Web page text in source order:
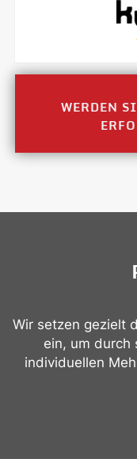
WERDEN
Wir setzen gezielt
ein, um durch
individuellen